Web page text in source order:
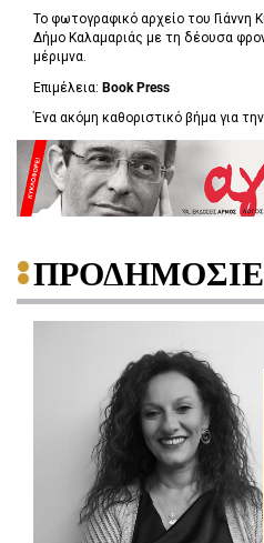
Το φωτογραφικό αρχείο του Γιάννη
Δήμο Καλαμαριάς με τη δέουσα
μέριμνα.
Επιμέλεια: Book Press
Ένα ακόμη καθοριστικό βήμα για